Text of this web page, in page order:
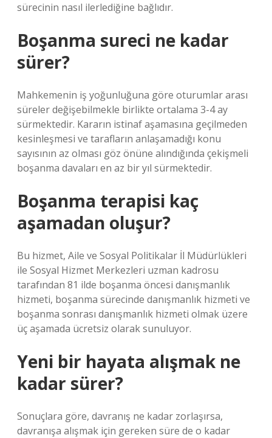
sürecinin nasıl ilerlediğine bağlıdır.
Boşanma sureci ne kadar
sürer?
Mahkemenin iş yoğunluğuna göre oturumlar arası
süreler değişebilmekle birlikte ortalama 3-4 ay
sürmektedir. Kararın istinaf aşamasına geçilmeden
kesinleşmesi ve tarafların anlaşamadığı konu
sayısının az olması göz önüne alındığında çekişmeli
boşanma davaları en az bir yıl sürmektedir.
Boşanma terapisi kaç
aşamadan oluşur?
Bu hizmet, Aile ve Sosyal Politikalar İl Müdürlükleri
ile Sosyal Hizmet Merkezleri uzman kadrosu
tarafından 81 ilde boşanma öncesi danışmanlık
hizmeti, boşanma sürecinde danışmanlık hizmeti ve
boşanma sonrası danışmanlık hizmeti olmak üzere
üç aşamada ücretsiz olarak sunuluyor.
Yeni bir hayata alışmak ne
kadar sürer?
Sonuçlara göre, davranış ne kadar zorlaşırsa,
davranışa alışmak için gereken süre de o kadar